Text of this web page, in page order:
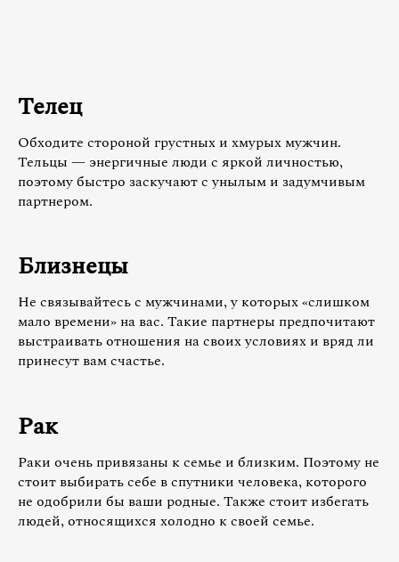
Телец
Обходите стороной грустных и хмурых мужчин.
Тельцы — энергичные люди с яркой личностью,
поэтому быстро заскучают с унылым и задумчивым
партнером.
Близнецы
Не связывайтесь с мужчинами, у которых «слишком
мало времени» на вас. Такие партнеры предпочитают
выстраивать отношения на своих условиях и вряд ли
принесут вам счастье.
Рак
Раки очень привязаны к семье и близким. Поэтому не
стоит выбирать себе в спутники человека, которого
не одобрили бы ваши родные. Также стоит избегать
людей, относящихся холодно к своей семье.